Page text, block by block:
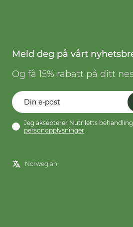
Meld deg på vårt
Og få 15% rabatt på ditt
Jeg aksepterer Nutriletts
personopplysninger